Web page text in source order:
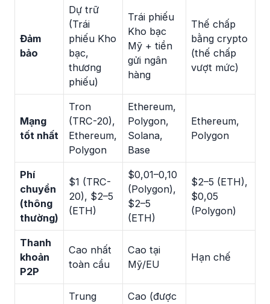
Đảm
bảo
Dự trữ
(Trái
phiếu Kho
bạc,
thương
phiếu)
Trái phiếu
Kho bạc
Mỹ + tiền
gửi ngân
hàng
Thế chấp
bằng crypto
(thế chấp
vượt mức)
Mạng
tốt nhất
Tron
(TRC-20),
Ethereum,
Polygon
Ethereum,
Polygon,
Solana,
Base
Ethereum,
Polygon
Phí
chuyển
(thông
thường)
$1 (TRC-
20), $2–5
(ETH)
$0,01–0,10
(Polygon),
$2–5
(ETH)
$2–5 (ETH),
$0,05
(Polygon)
Thanh
khoản
P2P
Cao nhất
toàn cầu
Cao tại
Mỹ/EU
Hạn chế
Trung
Cao (được